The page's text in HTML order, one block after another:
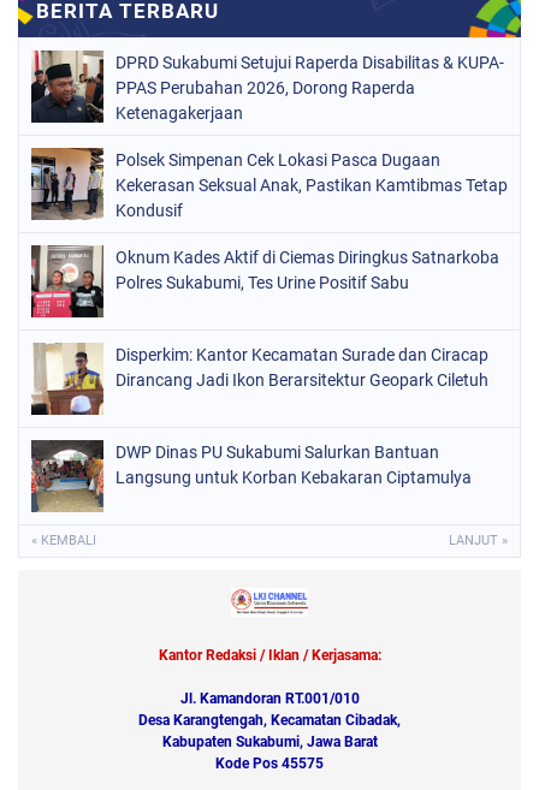
DPRD Sukabumi Setujui Raperda Disabilitas & KUPA-
PPAS Perubahan 2026, Dorong Raperda
Ketenagakerjaan
Polsek Simpenan Cek Lokasi Pasca Dugaan
Kekerasan Seksual Anak, Pastikan Kamtibmas Tetap
Kondusif
Oknum Kades Aktif di Ciemas Diringkus Satnarkoba
Polres Sukabumi, Tes Urine Positif Sabu
Disperkim: Kantor Kecamatan Surade dan Ciracap
Dirancang Jadi Ikon Berarsitektur Geopark Ciletuh
DWP Dinas PU Sukabumi Salurkan Bantuan
Langsung untuk Korban Kebakaran Ciptamulya
« KEMBALI LANJUT »
Kantor Redaksi / Iklan / Kerjasama:
Jl. Kamandoran RT.001/010
Desa Karangtengah, Kecamatan Cibadak,
Kabupaten Sukabumi, Jawa Barat
Kode Pos 45575